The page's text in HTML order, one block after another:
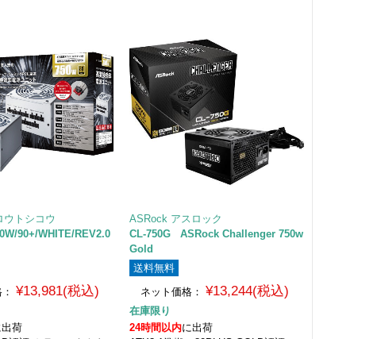
ウトシコウ
90+/WHITE/REV2.0
¥13,981(税込)
出荷
ASRock アスロック
CL-750G ASRock Challenger 750w
Gold
送料無料
ネット価格： ¥13,244(税込)
在庫限り
24時間以内に出荷